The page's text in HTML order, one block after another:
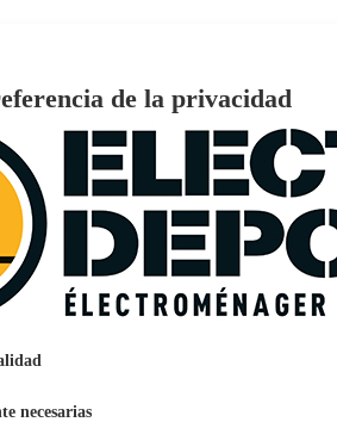
159€ 96
Pago aplazos
EcoTank EPSON ET-2861
de la privacidad
necesarias